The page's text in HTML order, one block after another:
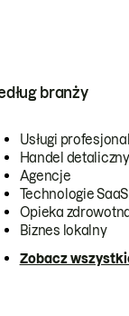
branży
Usługi
Handel
Agencje
Technologie SaaS
Opieka
Biznes lokalny
Zobacz